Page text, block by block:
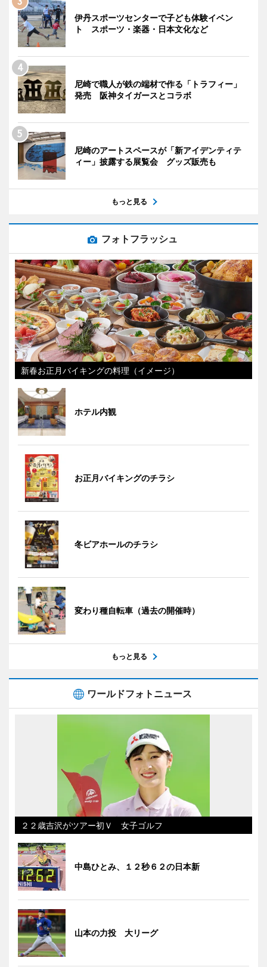
伊丹スポーツセンターで子ども体験イベン
ト スポーツ・楽器・日本文化など
尼崎で職人が鉄の端材で作る「トラフィー」
発売 阪神タイガースとコラボ
尼崎のアートスペースが「新アイデンティテ
ィー」披露する展覧会 グッズ販売も
もっと見る
フォトフラッシュ
新春お正月バイキングの料理（イメージ）
ホテル内観
お正月バイキングのチラシ
冬ビアホールのチラシ
変わり種自転車（過去の開催時）
もっと見る
ワールドフォトニュース
２２歳吉沢がツアー初Ｖ 女子ゴルフ
中島ひとみ、１２秒６２の日本新
山本の力投 大リーグ